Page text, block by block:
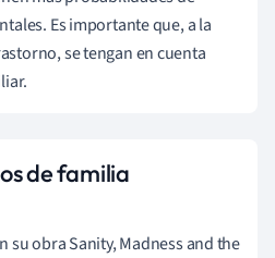
Es importante que, a la
se tengan en cuenta
de familia
su obra Sanity, Madness and the